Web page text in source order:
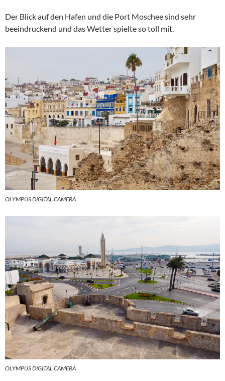
Der Blick auf den Hafen und die Port Moschee sind sehr
beeindruckend und das Wetter spielte so toll mit.
OLYMPUS DIGITAL CAMERA
OLYMPUS DIGITAL CAMERA